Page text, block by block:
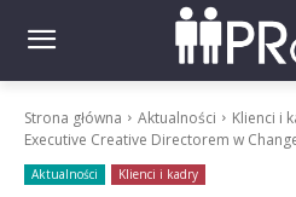
Strona główna Aktualności Klienci i
Executive Creative Directorem w
Aktualności Klienci i kadry